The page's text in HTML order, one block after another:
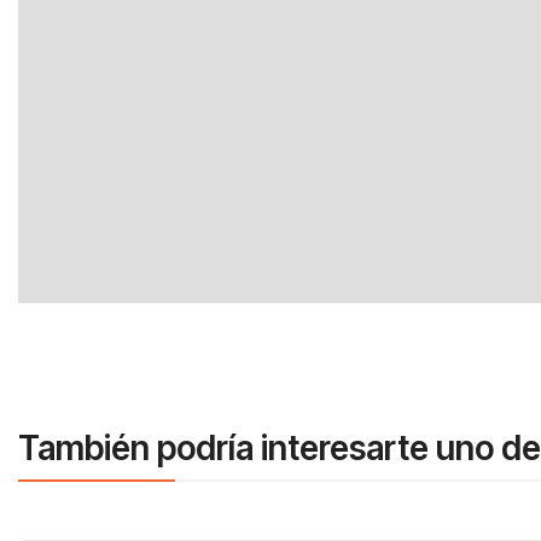
También podría interesarte uno